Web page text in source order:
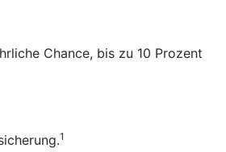
Chance, bis zu 10 Prozent
1